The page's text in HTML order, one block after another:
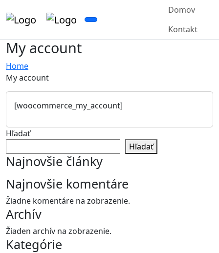
Domov
Kontakt
My account
Home
My account
[woocommerce_my_account]
Hľadať
Hľadať
Najnovšie články
Najnovšie komentáre
Žiadne komentáre na zobrazenie.
Archív
Žiaden archív na zobrazenie.
Kategórie